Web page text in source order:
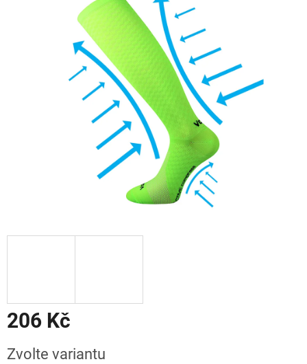
206 Kč
cena:
Zvolte variantu